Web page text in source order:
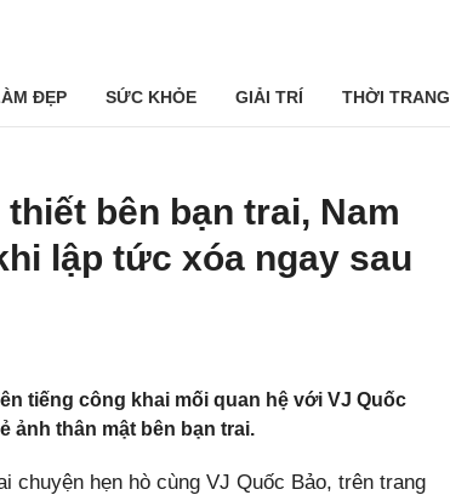
ĐẸP SỨC KHỎE GIẢI TRÍ THỜI TRANG
bên bạn trai, Nam
lập tức xóa ngay sau
tiếng công khai mối quan hệ với VJ Quốc
ảnh thân mật bên bạn trai.
chuyện hẹn hò cùng VJ Quốc Bảo, trên trang